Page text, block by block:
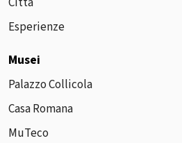
Esperienze
Musei
Palazzo Collicola
Casa Romana
MuTeco